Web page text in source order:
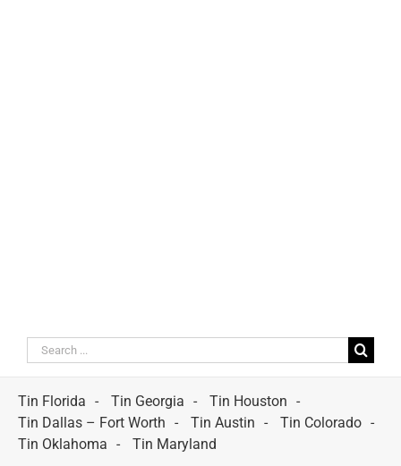
Search
for:
Tin Florida
Tin Georgia
Tin Houston
Tin Dallas – Fort Worth
Tin Austin
Tin Colorado
Tin Oklahoma
Tin Maryland